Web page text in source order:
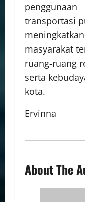
penggunaan
transportasi
masyarakat
ruang-ruang
serta
kota.
Ervinna
About The